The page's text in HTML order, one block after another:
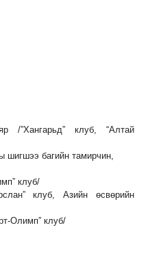
/”Хангарьд” клуб, “Алтай
шигшээ багийн тамирчин,
клуб/
клуб, Азийн өсвөрийн
Олимп” клуб/